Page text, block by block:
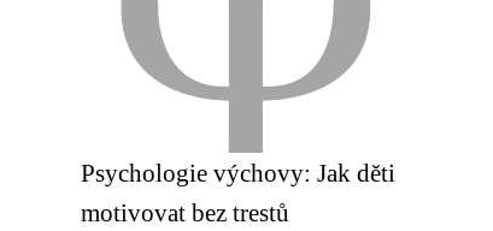
Psychologie výchovy: Jak děti
motivovat bez trestů